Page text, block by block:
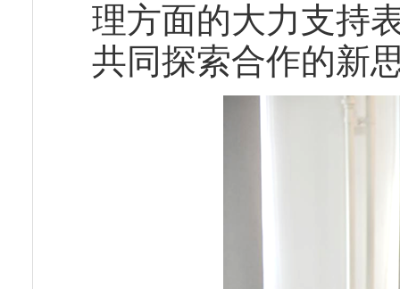
理方面的大力支持
共同探索合作的新